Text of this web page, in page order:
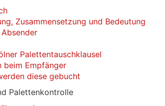
Zusammensetzung und Bedeutung
Palettentauschklausel
beim Empfänger
diese gebucht
Palettenkontrolle